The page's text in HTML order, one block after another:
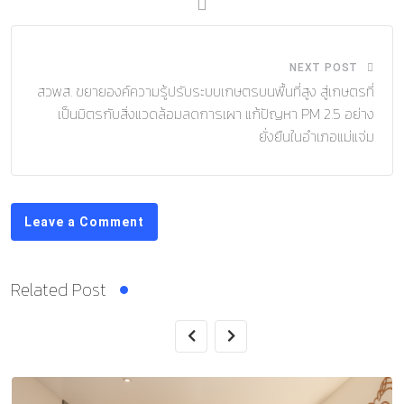
NEXT POST
สวพส. ขยายองค์ความรู้ปรับระบบเกษตรบนพื้นที่สูง สู่เกษตรที่
เป็นมิตรกับสิ่งแวดล้อมลดการเผา แก้ปัญหา PM 2.5 อย่าง
ยั่งยืนในอำเภอแม่แจ่ม
Leave a Comment
Related Post